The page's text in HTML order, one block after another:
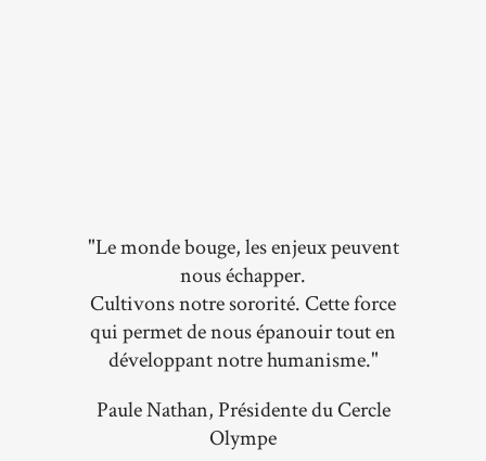
"Le monde bouge, les enjeux peuvent
nous échapper.
Cultivons notre sororité. Cette force
qui permet de nous épanouir tout en
développant notre humanisme."
Paule Nathan, Présidente du Cercle
Olympe